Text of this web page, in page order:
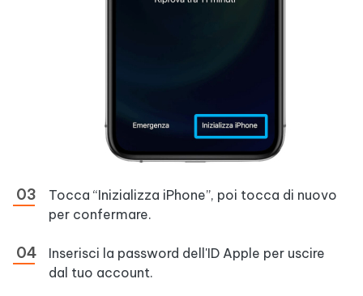
Tocca “Inizializza iPhone”, poi tocca di nuovo
per confermare.
Inserisci la password dell'ID Apple per uscire
dal tuo account.